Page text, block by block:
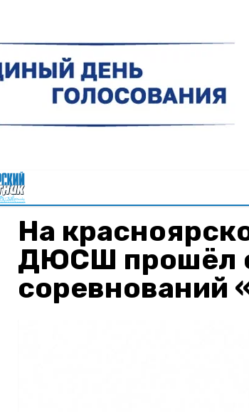
На
ДЮСШ прошёл
соревнований